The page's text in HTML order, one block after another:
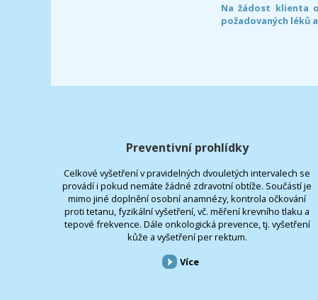
Na žádost klienta
požadovaných léků
Preventivní prohlídky
Celkové vyšetření v pravidelných dvouletých intervalech se
provádí i pokud nemáte žádné zdravotní obtíže. Součástí je
mimo jiné doplnění osobní anamnézy, kontrola očkování
proti tetanu, fyzikální vyšetření, vč. měření krevního tlaku a
tepové frekvence. Dále onkologická prevence, tj. vyšetření
kůže a vyšetření per rektum.
Více